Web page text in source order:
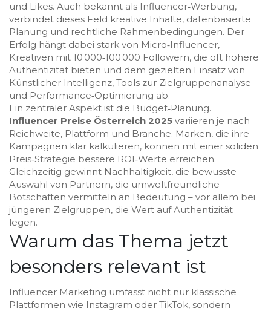
und Likes. Auch bekannt als Influencer‑Werbung,
verbindet dieses Feld kreative Inhalte, datenbasierte
Planung und rechtliche Rahmenbedingungen. Der
Erfolg hängt dabei stark von Micro‑Influencer,
Kreativen mit 10 000‑100 000 Followern, die oft höhere
Authentizität bieten und dem gezielten Einsatz von
Künstlicher Intelligenz, Tools zur Zielgruppenanalyse
und Performance‑Optimierung ab.
Ein zentraler Aspekt ist die Budget‑Planung.
Influencer Preise Österreich 2025 variieren je nach
Reichweite, Plattform und Branche. Marken, die ihre
Kampagnen klar kalkulieren, können mit einer soliden
Preis‑Strategie bessere ROI‑Werte erreichen.
Gleichzeitig gewinnt Nachhaltigkeit, die bewusste
Auswahl von Partnern, die umweltfreundliche
Botschaften vermitteln an Bedeutung – vor allem bei
jüngeren Zielgruppen, die Wert auf Authentizität
legen.
Warum das Thema jetzt
besonders relevant ist
Influencer Marketing umfasst nicht nur klassische
Plattformen wie Instagram oder TikTok, sondern